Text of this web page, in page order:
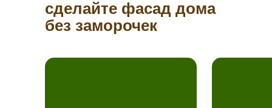
сделайте фасад дома
без заморочек